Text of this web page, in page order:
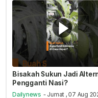
Bisakah Sukun Jadi
Pengganti Nasi?
Dailynews - Jumat , 07 Aug